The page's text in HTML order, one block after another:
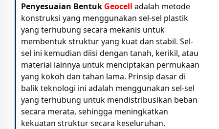
Penyesuaian Bentuk Geocell adalah metode
konstruksi yang menggunakan sel-sel plastik
yang terhubung secara mekanis untuk
membentuk struktur yang kuat dan stabil. Sel-
sel ini kemudian diisi dengan tanah, kerikil, atau
material lainnya untuk menciptakan permukaan
yang kokoh dan tahan lama. Prinsip dasar di
balik teknologi ini adalah menggunakan sel-sel
yang terhubung untuk mendistribusikan beban
secara merata, sehingga meningkatkan
kekuatan struktur secara keseluruhan.